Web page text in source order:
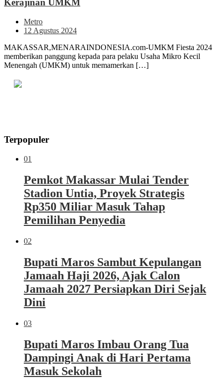
Kerajinan UMKM
Metro
12 Agustus 2024
MAKASSAR,MENARAINDONESIA.com-UMKM Fiesta 2024
memberikan panggung kepada para pelaku Usaha Mikro Kecil
Menengah (UMKM) untuk memamerkan […]
Terpopuler
01
Pemkot Makassar Mulai Tender
Stadion Untia, Proyek Strategis
Rp350 Miliar Masuk Tahap
Pemilihan Penyedia
02
Bupati Maros Sambut Kepulangan
Jamaah Haji 2026, Ajak Calon
Jamaah 2027 Persiapkan Diri Sejak
Dini
03
Bupati Maros Imbau Orang Tua
Dampingi Anak di Hari Pertama
Masuk Sekolah